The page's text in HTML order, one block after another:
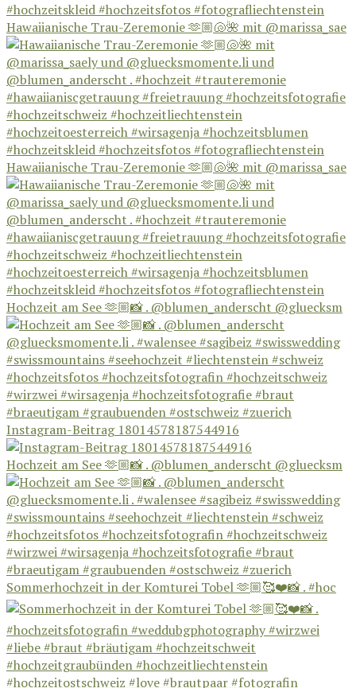
Hawaiianische Trau-Zeremonie 🫶🏼🐚🌺 mit @marissa_sae
Hawaiianische Trau-Zeremonie 🫶🏼🐚🌺 mit @marissa_sae
Hochzeit am See 🫶🏼📸 . @blumen_anderscht @gluecksm
Instagram-Beitrag 18014578187544916
Hochzeit am See 🫶🏼📸 . @blumen_anderscht @gluecksm
Sommerhochzeit in der Komturei Tobel 🫶🏼🥰❤️📸 . #hoc